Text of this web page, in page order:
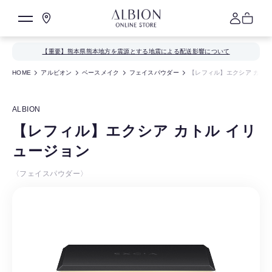
【重要】熊本県熊本地方を震源とする地震による配送影響について
HOME アルビオン ベースメイク フェイスパウダー 【レフィル】エクシア カト
ALBION
【レフィル】エクシア カトル イリ
ュージョン
〈フェイスパウダー〉